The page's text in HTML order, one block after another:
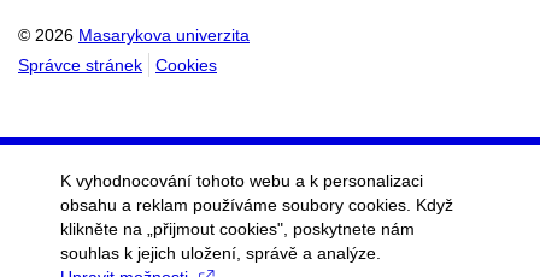
© 2026 Masarykova univerzita
Správce stránek
Cookies
K vyhodnocování tohoto webu a k personalizaci
obsahu a reklam používáme soubory cookies. Když
klikněte na „přijmout cookies", poskytnete nám
souhlas k jejich uložení, správě a analýze.